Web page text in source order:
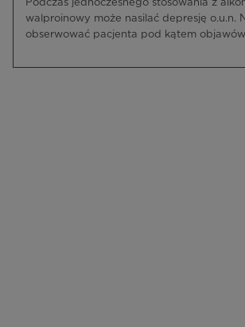
Podczas jednoczesnego stosowania z
walproinowy może nasilać depresję o.u.n.
obserwować pacjenta pod kątem